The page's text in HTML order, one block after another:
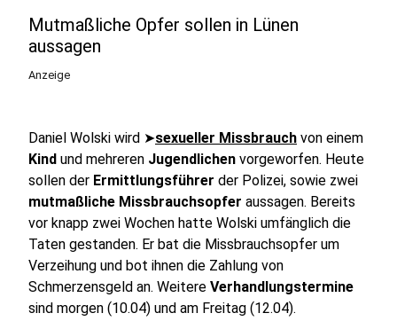
Mutmaßliche Opfer sollen in Lünen
aussagen
Anzeige
Daniel Wolski wird ➤sexueller Missbrauch von einem
Kind und mehreren Jugendlichen vorgeworfen. Heute
sollen der Ermittlungsführer der Polizei, sowie zwei
mutmaßliche Missbrauchsopfer aussagen. Bereits
vor knapp zwei Wochen hatte Wolski umfänglich die
Taten gestanden. Er bat die Missbrauchsopfer um
Verzeihung und bot ihnen die Zahlung von
Schmerzensgeld an. Weitere Verhandlungstermine
sind morgen (10.04) und am Freitag (12.04).